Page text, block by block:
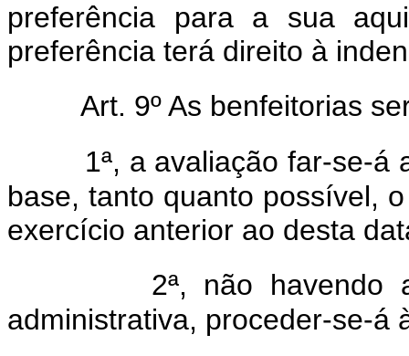
preferência para a sua
preferência terá direito à
Art. 9º As benfeitorias
1ª, a avaliação far-se-á
base, tanto quanto possível,
exercício anterior ao desta
2ª, não havendo
administrativa, proceder-se-á